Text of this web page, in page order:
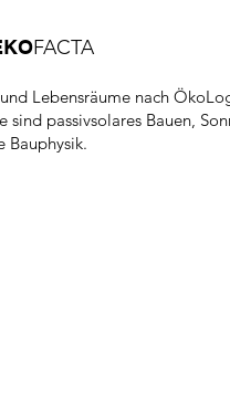
FACTA
Lebensräume nach
sind passivsolares Bauen,
Bauphysik.